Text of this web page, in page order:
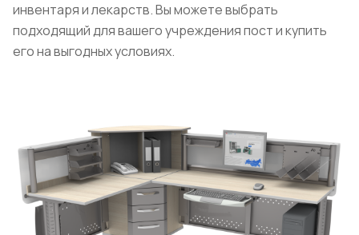
инвентаря и лекарств. Вы можете выбрать
подходящий для вашего учреждения пост и купить
его на выгодных условиях.